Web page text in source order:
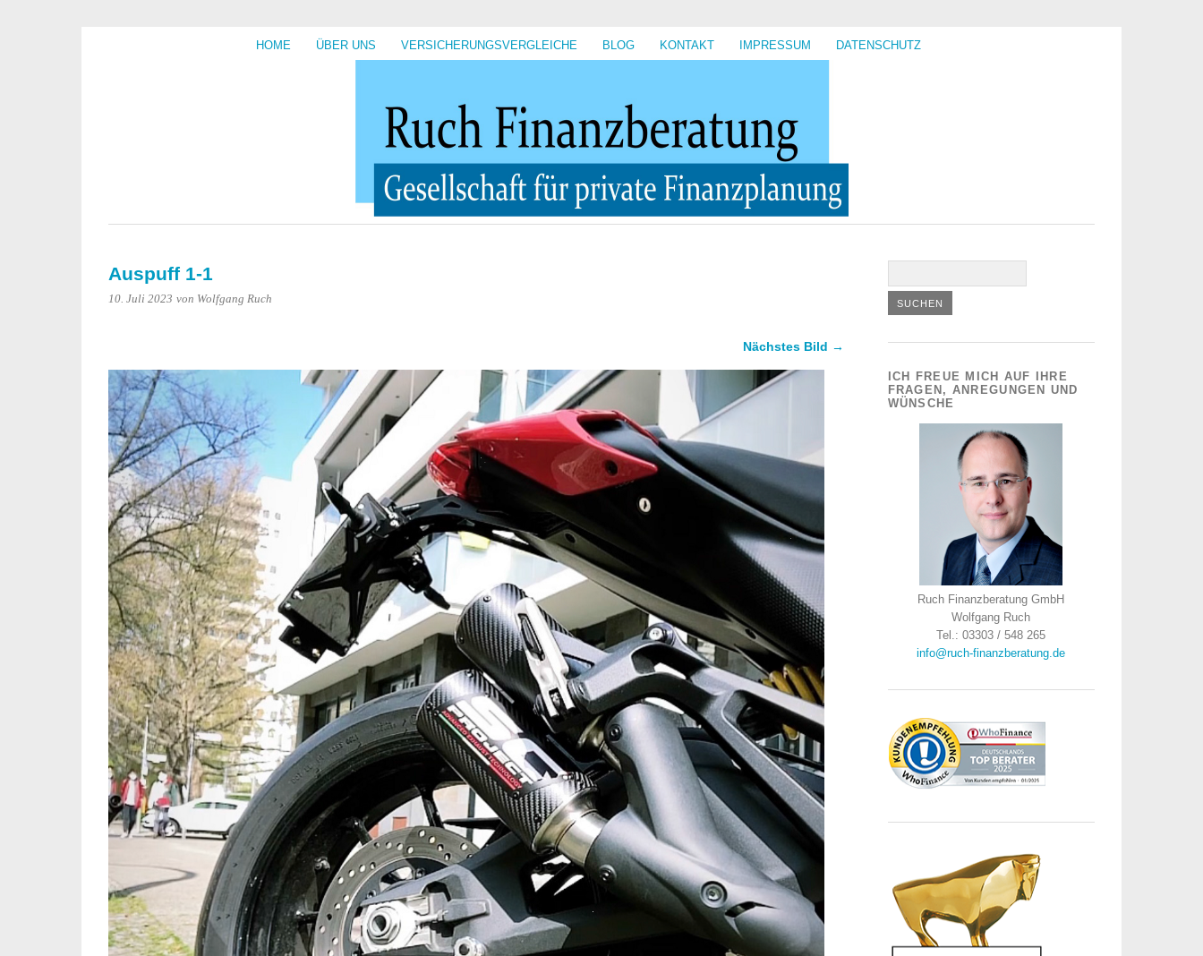
HOME ÜBER UNS VERSICHERUNGSVERGLEICHE BLOG KONTAKT IMPRESSUM DATENSCHUTZ
Auspuff 1-1
10. Juli 2023 von Wolfgang Ruch
Nächstes Bild →
ICH FREUE MICH AUF IHRE
FRAGEN, ANREGUNGEN UND
WÜNSCHE
Ruch Finanzberatung GmbH
Wolfgang Ruch
Tel.: 03303 / 548 265
info@ruch-finanzberatung.de